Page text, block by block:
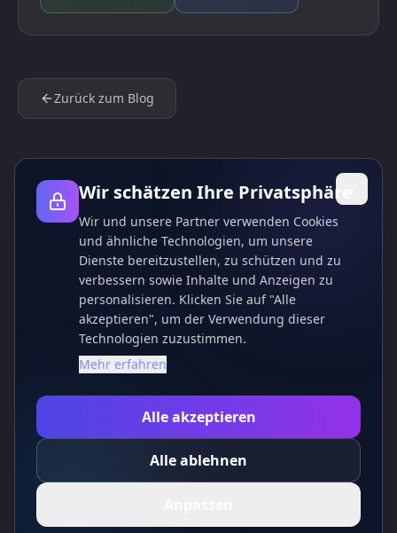
Zurück zum Blog
Wir schätzen Ihre Privatsphäre
Wir und unsere Partner verwenden Cookies
und ähnliche Technologien, um unsere
Dienste bereitzustellen, zu schützen und zu
verbessern sowie Inhalte und Anzeigen zu
personalisieren. Klicken Sie auf "Alle
akzeptieren", um der Verwendung dieser
Technologien zuzustimmen.
Mehr erfahren
Alle akzeptieren
Alle ablehnen